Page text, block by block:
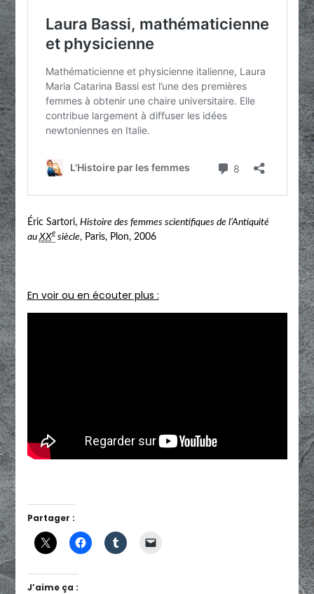
Éric Sartori, Histoire des femmes scientifiques de l’Antiquité
au XXesiècle, Paris, Plon, 2006
En voir ou en écouter plus :
Partager :
J’aime ça :